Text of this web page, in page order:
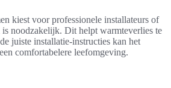
kiest voor professionele installateurs of
noodzakelijk. Dit helpt warmteverlies te
juiste installatie-instructies kan het
comfortabelere leefomgeving.